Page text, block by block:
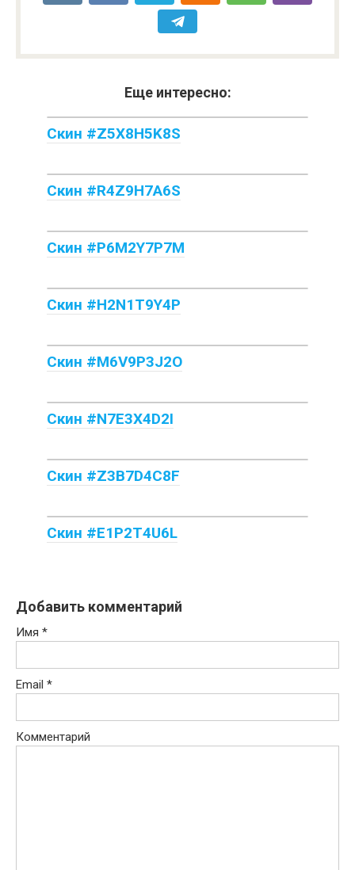
Еще интересно:
Скин #Z5X8H5K8S
Скин #R4Z9H7A6S
Скин #P6M2Y7P7M
Скин #H2N1T9Y4P
Скин #M6V9P3J2O
Скин #N7E3X4D2I
Скин #Z3B7D4C8F
Скин #E1P2T4U6L
Добавить комментарий
Имя *
Email *
Комментарий